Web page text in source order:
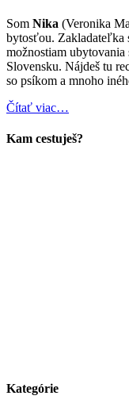
Som Nika (Veronika
bytosťou. Zakladateľka
možnostiam
Slovensku. Nájdeš tu
so psíkom a mnoho
Čítať viac…
Kam cestuješ?
Kategórie